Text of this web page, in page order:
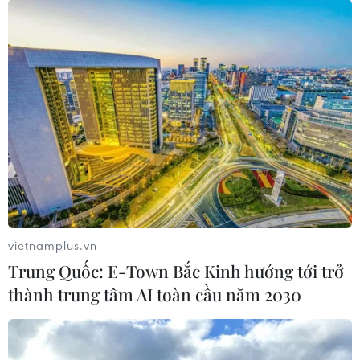
Philippines ghi nhận số ca tử vong cao
nhất kể từ tháng Tư
08/08/2021 11:09
Philippines đã phát hiện hơn 330 ca nhiễm biến thể
Delta trong những tuần gần đây, làm dấy lên lo ngại
rằng biến thể này có thể lây lan khắp cả nước, giống
như tình trạng đang diễn ra tại các nước ĐNA
vietnamplus.vn
Trung Quốc: E-Town Bắc Kinh hướng tới trở
thành trung tâm AI toàn cầu năm 2030